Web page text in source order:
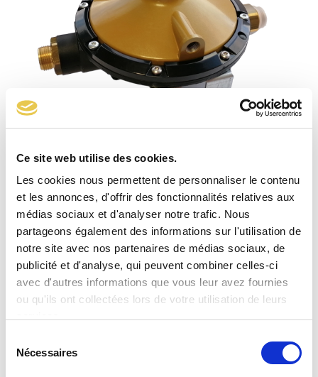
Ce site web utilise des cookies.
Les cookies nous permettent de personnaliser le contenu
et les annonces, d'offrir des fonctionnalités relatives aux
médias sociaux et d'analyser notre trafic. Nous
partageons également des informations sur l'utilisation de
notre site avec nos partenaires de médias sociaux, de
publicité et d'analyse, qui peuvent combiner celles-ci
avec d'autres informations que vous leur avez fournies
ou qu'ils ont collectées lors de votre utilisation de leurs
Nécessaires
BP3 5-90 mbar